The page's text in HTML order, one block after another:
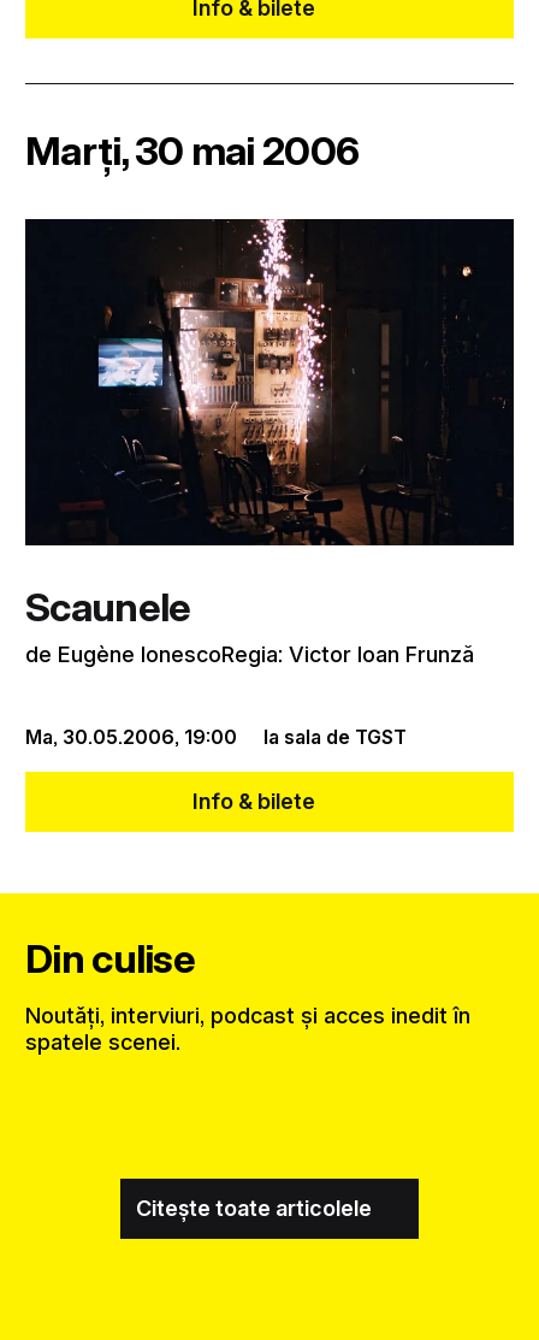
Info & bilete
Marți, 30 mai 2006
Ma, 30.05.2006, 19:00 la sala de TGST
Scaunele
de Eugène IonescoRegia: Victor Ioan Frunză
Info & bilete
Din culise
Noutăți, interviuri, podcast și acces inedit în
spatele scenei.
Citește toate articolele